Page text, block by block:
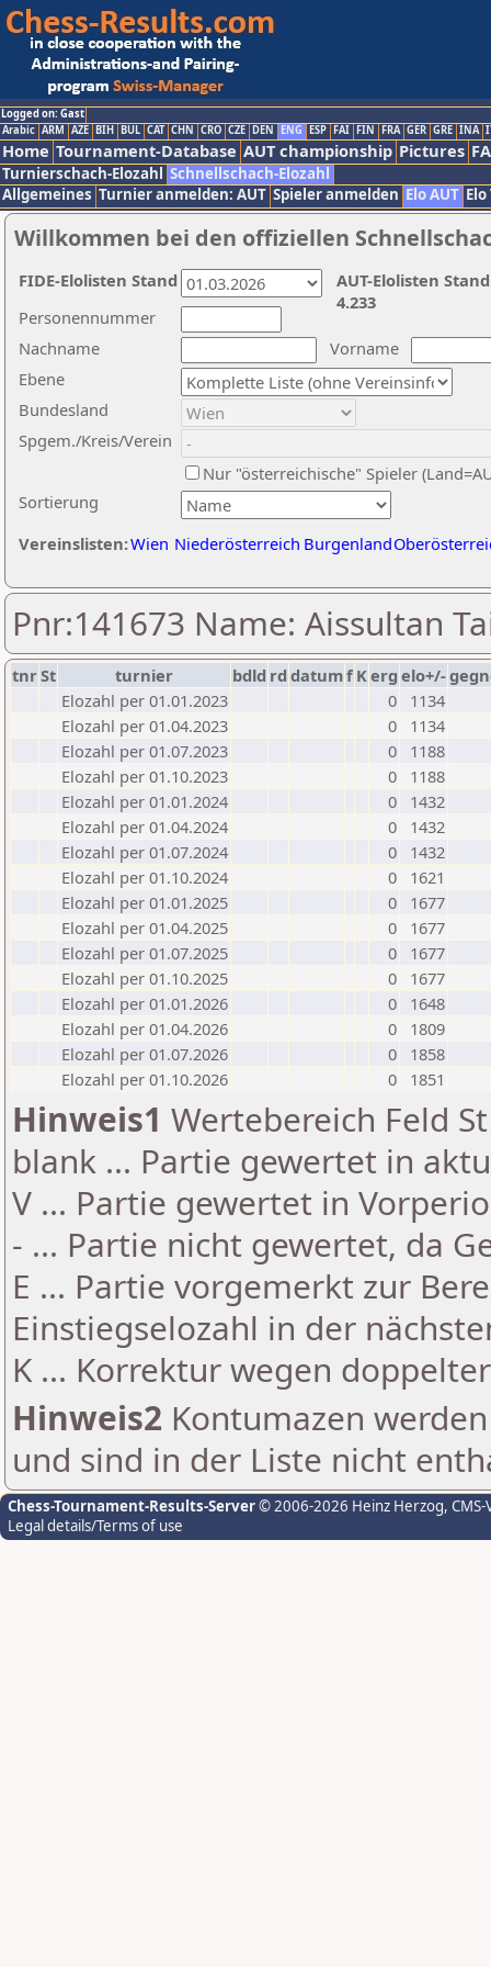
Logged on: Gast
Arabic ARM AZE BIH BUL CAT CHN CRO CZE DEN ENG ESP FAI FIN FRA GER GRE INA
Home Tournament-Database AUT championship Pictures
Turnierschach-Elozahl Schnellschach-Elozahl
Allgemeines Turnier anmelden: AUT Spieler anmelden Elo AUT
Willkommen bei den offiziellen
Nachname
Vorname
Ebene
Sortierung
Personennummer
Bundesland
Spgem./Kreis/Verein
Nur "österreichische" Spieler
Vereinslisten:Wien Niederösterreich Burgenland
AUT-Elolisten
4.233
FIDE-Elolisten Stand
Pnr:141673 Name: Aissultan
tnrSt turnier bdld rd datumf Kerg elo+/-
Elozahl per 01.01.2023
0
1134
Elozahl per 01.04.2023
0
1134
Elozahl per 01.07.2023
0
1188
Elozahl per 01.10.2023
0
1188
Elozahl per 01.01.2024
0
1432
Elozahl per 01.04.2024
0
1432
Elozahl per 01.07.2024
0
1432
Elozahl per 01.10.2024
0
1621
Elozahl per 01.01.2025
0
1677
Elozahl per 01.04.2025
0
1677
Elozahl per 01.07.2025
0
1677
Elozahl per 01.10.2025
0
1677
Elozahl per 01.01.2026
0
1648
Elozahl per 01.04.2026
0
1809
Elozahl per 01.07.2026
0
1858
Elozahl per 01.10.2026
0 1851
Hinweis1 Wertebereich Feld
blank ... Partie gewertet in
V ... Partie gewertet in
- ... Partie nicht gewertet, da
E ... Partie vorgemerkt zur
Einstiegselozahl in der
K ... Korrektur wegen
Hinweis2 Kontumazen
und sind in der Liste nicht
Chess-Tournament-Results-Server© 2006-2026 Heinz Herzog,
Legal details/Terms of use